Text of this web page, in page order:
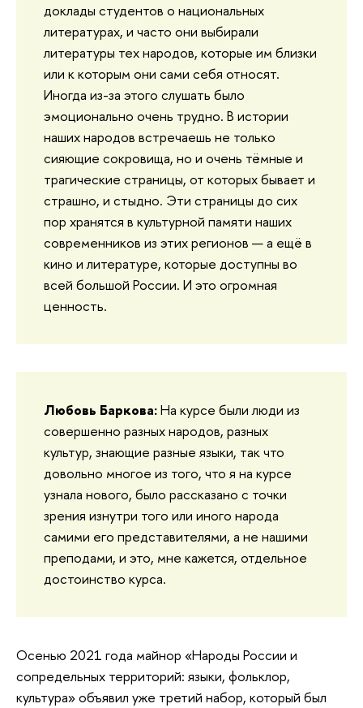
доклады студентов о национальных
литературах, и часто они выбирали
литературы тех народов, которые им близки
или к которым они сами себя относят.
Иногда из-за этого слушать было
эмоционально очень трудно. В истории
наших народов встречаешь не только
сияющие сокровища, но и очень тёмные и
трагические страницы, от которых бывает и
страшно, и стыдно. Эти страницы до сих
пор хранятся в культурной памяти наших
современников из этих регионов — а ещё в
кино и литературе, которые доступны во
всей большой России. И это огромная
ценность.
Любовь Баркова:На курсе были люди из
совершенно разных народов, разных
культур, знающие разные языки, так что
довольно многое из того, что я на курсе
узнала нового, было рассказано с точки
зрения изнутри того или иного народа
самими его представителями, а не нашими
преподами, и это, мне кажется, отдельное
достоинство курса.
Осенью 2021 года майнор «Народы России и
сопредельных территорий: языки, фольклор,
культура» объявил уже третий набор, который был